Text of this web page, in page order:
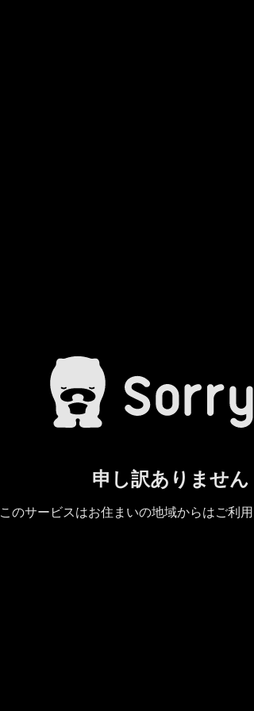
申し訳ありません
このサービスはお住まいの地域からはご利用